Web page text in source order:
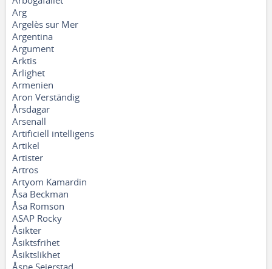
Arg
Argelès sur Mer
Argentina
Argument
Arktis
Ärlighet
Armenien
Aron Verständig
Årsdagar
Arsenall
Artificiell intelligens
Artikel
Artister
Artros
Artyom Kamardin
Åsa Beckman
Åsa Romson
ASAP Rocky
Åsikter
Åsiktsfrihet
Åsiktslikhet
Åsne Seierstad